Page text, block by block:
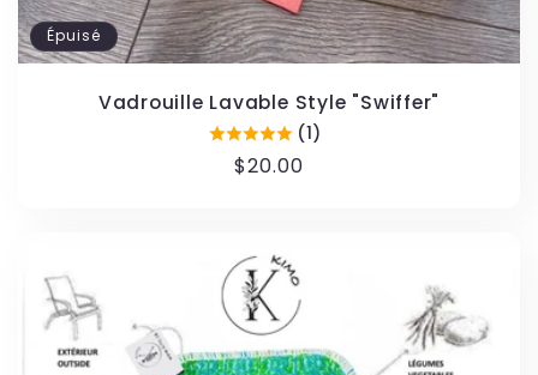
Épuisé
Vadrouille Lavable Style "Swiffer"
(1)
Prix
$20.00